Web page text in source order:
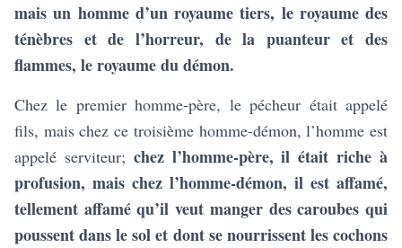
mais un homme d’un royaume tiers, le royaume des
ténèbres et de l’horreur, de la puanteur et des
flammes, le royaume du démon.
Chez le premier homme-père, le pécheur était appelé
fils, mais chez ce troisième homme-démon, l’homme est
appelé serviteur; chez l’homme-père, il était riche à
profusion, mais chez l’homme-démon, il est affamé,
tellement affamé qu’il veut manger des caroubes qui
poussent dans le sol et dont se nourrissent les cochons